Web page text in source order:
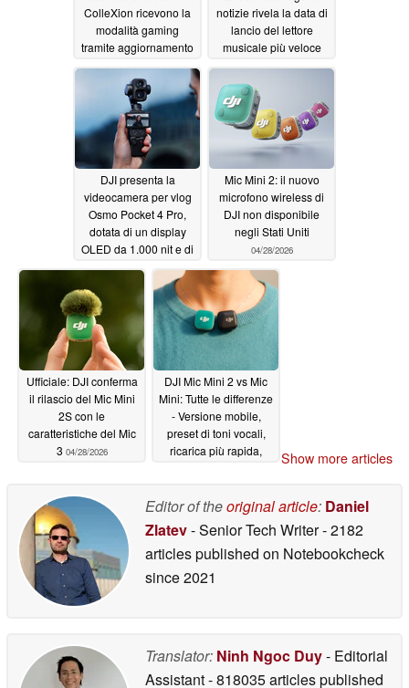
ColleXion ricevono la
modalità gaming
tramite aggiornamento
07/01/2026
notizie rivela la data di
lancio del lettore
musicale più veloce
06/29/2026
DJI presenta la
videocamera per vlog
Osmo Pocket 4 Pro,
dotata di un display
OLED da 1.000 nit e di
06/16/2026
Mic Mini 2: il nuovo
microfono wireless di
DJI non disponibile
negli Stati Uniti
04/28/2026
Ufficiale: DJI conferma
il rilascio del Mic Mini
2S con le
caratteristiche del Mic
3 04/28/2026
DJI Mic Mini 2 vs Mic
Mini: Tutte le differenze
- Versione mobile,
preset di toni vocali,
ricarica più rapida,
Show more articles
Editor of theoriginal article: Daniel
Zlatev- Senior Tech Writer- 2182
articles published on Notebookcheck
since 2021
Translator: Ninh Ngoc Duy- Editorial
Assistant- 818035 articles published